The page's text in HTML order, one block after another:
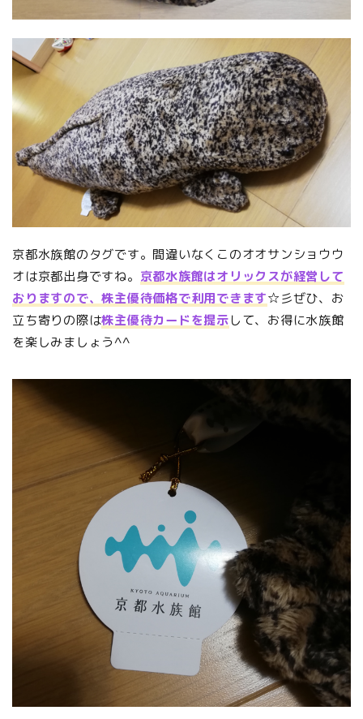
京都水族館のタグです。間違いなくこのオオサンショウウ
オは京都出身ですね。 京都水族館はオリックスが経営して
おりますので、株主優待価格で利用できます☆彡ぜひ、お
立ち寄りの際は株主優待カードを提示して、お得に水族館
を楽しみましょう^^